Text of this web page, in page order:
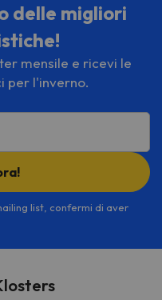
delle migliori
mensile e ricevi le
per l'inverno.
list, confermi di aver